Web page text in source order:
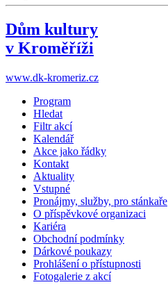
Dům kultury
v Kroměříži
www.dk-kromeriz.cz
Program
Hledat
Filtr akcí
Kalendář
Akce jako řádky
Kontakt
Aktuality
Vstupné
Pronájmy, služby, pro stánkaře
O příspěvkové organizaci
Kariéra
Obchodní podmínky
Dárkové poukazy
Prohlášení o přístupnosti
Fotogalerie z akcí